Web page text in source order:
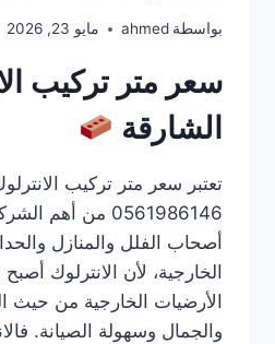
بواسطة ahmed مايو 23, 2026
سعر متر تركيب
الشارقة
تعتبر سعر متر تركيب
0561986146 من
أصحاب الفلل والمنازل
الخارجية، لأن الانترلوك
الأرضيات الخارجية من حيث
والجمال وسهولة الصيانة.